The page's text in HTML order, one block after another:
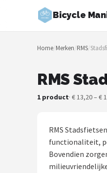
Bicycle
Zoeken
NAVIGATIE
Merken
Fietsroutes
Kinderfietsen
Home/Merken/RMS/
RMS
1 product· € 13,20 – €
RMS
functionaliteit,
Bovendien